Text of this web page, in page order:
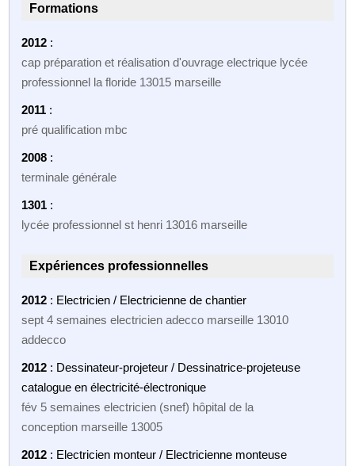
Formations
2012 :
cap préparation et réalisation d'ouvrage electrique lycée
professionnel la floride 13015 marseille
2011 :
pré qualification mbc
2008 :
terminale générale
1301 :
lycée professionnel st henri 13016 marseille
Expériences professionnelles
2012 : Electricien / Electricienne de chantier
sept 4 semaines electricien adecco marseille 13010
addecco
2012 : Dessinateur-projeteur / Dessinatrice-projeteuse
catalogue en électricité-électronique
fév 5 semaines electricien (snef) hôpital de la
conception marseille 13005
2012 : Electricien monteur / Electricienne monteuse